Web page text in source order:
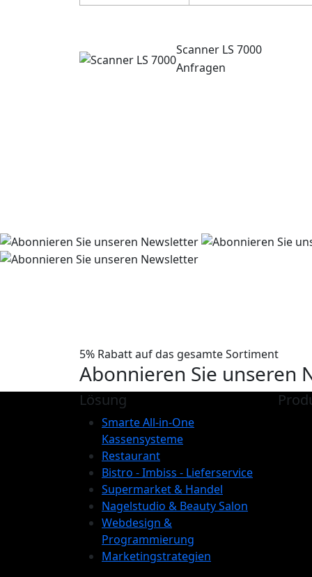
Scanner LS 7000
Anfragen
5% Rabatt auf das gesamte Sortiment
Abonnieren Sie unseren
Lösung
Smarte All-in-One
Kassensysteme
Restaurant
Bistro - Imbiss - Lieferservice
Supermarket & Handel
Nagelstudio & Beauty Salon
Webdesign &
Programmierung
Marketingstrategien